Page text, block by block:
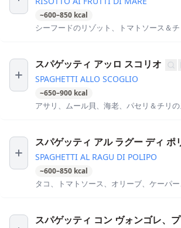
~600–850 kcal
シーフードのリゾット、トマトソース＆
スパゲッティ アッロ スコリオ
SPAGHETTI ALLO SCOGLIO
~650–900 kcal
アサリ、ムール貝、海老、パセリ＆チリ
スパゲッティ アル ラグー ディ ポ
SPAGHETTI AL RAGU DI POLIPO
~600–850 kcal
タコ、トマトソース、オリーブ、ケーパ
スパゲッティ コン ヴォンゴレ、